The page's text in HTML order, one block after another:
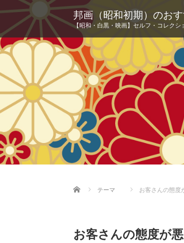
邦画（昭和初期）のお
【昭和・白黒・映画】セルフ・コレクシ
Home テーマ お客さんの態度
お客さんの態度が